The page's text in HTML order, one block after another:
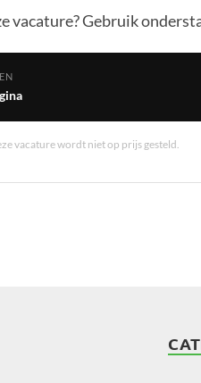
vacature? Gebruik
vacature wordt niet op prijs gesteld.